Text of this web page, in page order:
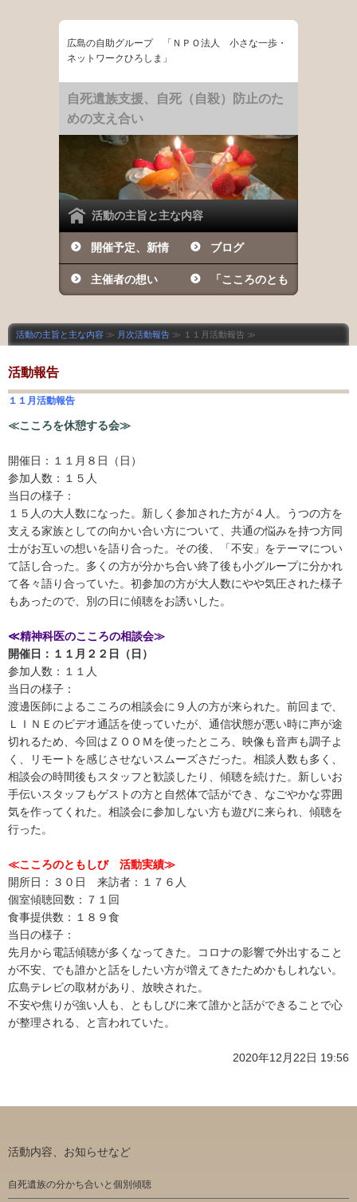
広島の自助グループ 「ＮＰＯ法人 小さな一歩・
ネットワークひろしま」
自死遺族支援、自死（自殺）防止のた
めの支え合い
活動の主旨と主な内容
開催予定、新情
報など
ブログ
主催者の想い 「こころのとも
活動の主旨と主な内容 ≫ 月次活動報告 ≫ １１月活動報告 ≫
活動報告
１１月活動報告
≪こころを休憩する会≫
開催日：１１月８日（日）
参加人数：１５人
当日の様子：
１５人の大人数になった。新しく参加された方が４人。うつの方を
支える家族としての向かい合い方について、共通の悩みを持つ方同
士がお互いの想いを語り合った。その後、「不安」をテーマについ
て話し合った。多くの方が分かち合い終了後も小グループに分かれ
て各々語り合っていた。初参加の方が大人数にやや気圧された様子
もあったので、別の日に傾聴をお誘いした。
≪精神科医のこころの相談会≫
開催日：１１月２２日（日）
参加人数：１１人
当日の様子：
渡邊医師によるこころの相談会に９人の方が来られた。前回まで、
ＬＩＮＥのビデオ通話を使っていたが、通信状態が悪い時に声が途
切れるため、今回はＺＯＯＭを使ったところ、映像も音声も調子よ
く、リモートを感じさせないスムーズさだった。相談人数も多く、
相談会の時間後もスタッフと歓談したり、傾聴を続けた。新しいお
手伝いスタッフもゲストの方と自然体で話ができ、なごやかな雰囲
気を作ってくれた。相談会に参加しない方も遊びに来られ、傾聴を
行った。
≪こころのともしび 活動実績≫
開所日：３０日 来訪者：１７６人
個室傾聴回数：７１回
食事提供数：１８９食
当日の様子：
先月から電話傾聴が多くなってきた。コロナの影響で外出すること
が不安、でも誰かと話をしたい方が増えてきたためかもしれない。
広島テレビの取材があり、放映された。
不安や焦りが強い人も、ともしびに来て誰かと話ができることで心
が整理される、と言われていた。
2020年12月22日 19:56
活動内容、お知らせなど
自死遺族の分かち合いと個別傾聴